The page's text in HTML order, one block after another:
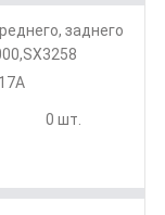
заднего
0 шт.